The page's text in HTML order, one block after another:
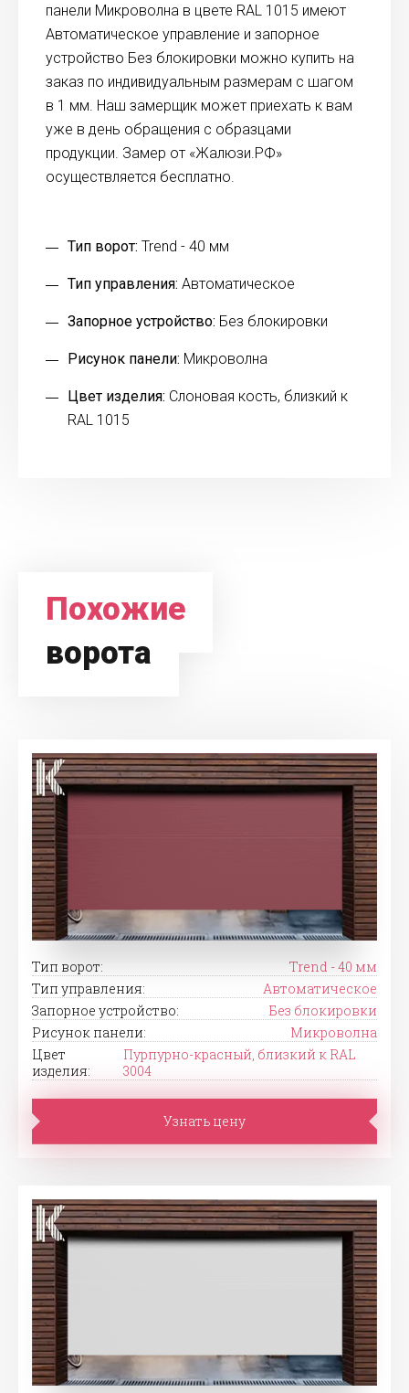
панели Микроволна в цвете RAL 1015 имеют
Автоматическое управление и запорное
устройство Без блокировки можно купить на
заказ по индивидуальным размерам с шагом
в 1 мм. Наш замерщик может приехать к вам
уже в день обращения с образцами
продукции. Замер от «Жалюзи.РФ»
осуществляется бесплатно.
Тип ворот: Trend - 40 мм
Тип управления: Автоматическое
Запорное устройство: Без блокировки
Рисунок панели: Микроволна
Цвет изделия: Слоновая кость, близкий к
RAL 1015
Похожие
ворота
Тип ворот:
Trend - 40 мм
Тип управления:
Автоматическое
Запорное устройство:
Без блокировки
Рисунок панели:
Микроволна
Цвет
изделия:
Пурпурно-красный, близкий к RAL
3004
Узнать цену